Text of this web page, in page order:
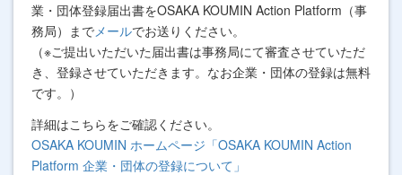
業・団体登録届出書をOSAKA KOUMIN Action Platform（事
務局）までメールでお送りください。
（※ご提出いただいた届出書は事務局にて審査させていただ
き、登録させていただきます。なお企業・団体の登録は無料
です。）
詳細はこちらをご確認ください。
OSAKA KOUMIN ホームページ「OSAKA KOUMIN Action
Platform 企業・団体の登録について」